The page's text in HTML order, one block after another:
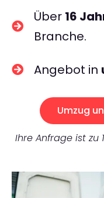
Über 16
Branche.
Angebot in
Umzug
Ihre Anfrage ist zu